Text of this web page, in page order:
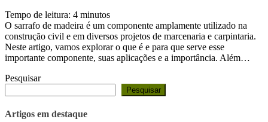
Tempo de leitura: 4 minutos
O sarrafo de madeira é um componente amplamente utilizado na
construção civil e em diversos projetos de marcenaria e carpintaria.
Neste artigo, vamos explorar o que é e para que serve esse
importante componente, suas aplicações e a importância. Além…
Pesquisar
Pesquisar
Artigos em destaque